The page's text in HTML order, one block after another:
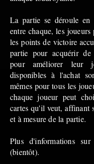
La partie se déroule en
entre chaque, les joueurs
les points de victoire
partie pour acquérir de
pour améliorer leur
disponibles à l'achat
mêmes pour tous les
chaque joueur peut
cartes qu'il veut, affinant
et à mesure de la partie.
Plus d'informations
(bientôt).